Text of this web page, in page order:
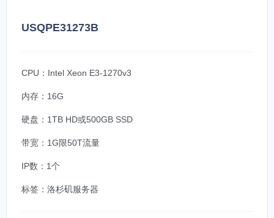
USQPE31273B
CPU：Intel Xeon E3-1270v3
内存：16G
硬盘：1TB HD或500GB SSD
带宽：1G限50T流量
IP数：1个
标签： 洛杉矶服务器